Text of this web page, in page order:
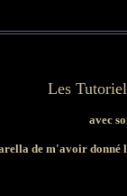
Les
avec
de m'avoir donné